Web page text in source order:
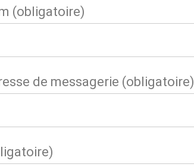
(obligatoire)
de messagerie (obligatoire)